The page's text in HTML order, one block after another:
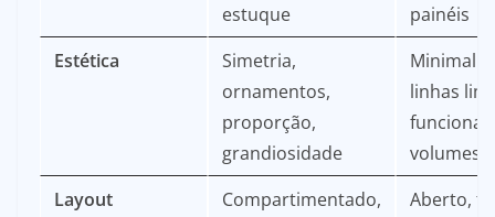
estuque
painéis
Estética
Simetria,
ornamentos,
proporção,
grandiosidade
linhas
volumes
Layout
Compartimentado,
Aberto,